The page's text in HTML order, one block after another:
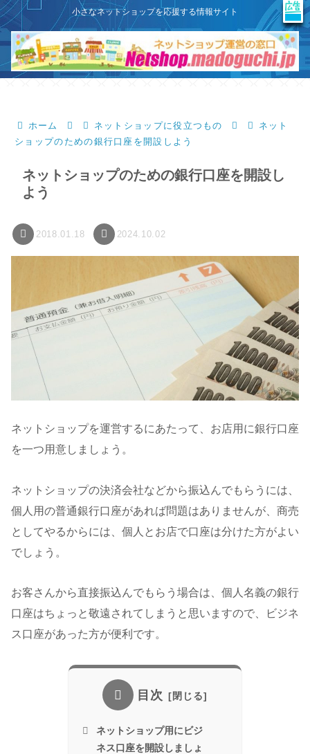
X
このサイトはプロモーションを含みます
小さなネットショップを応援する情報サイト
ホーム ネットショップに役立つもの
ネット
ショップのための銀行口座を開設しよう
ネットショップのための銀行口座を開設し
よう
2018.01.18 2024.10.02
ネットショップを運営するにあたって、お店用に銀行口座
を一つ用意しましょう。
ネットショップの決済会社などから振込んでもらうには、
個人用の普通銀行口座があれば問題はありませんが、商売
としてやるからには、個人とお店で口座は分けた方がよい
でしょう。
お客さんから直接振込んでもらう場合は、個人名義の銀行
口座はちょっと敬遠されてしまうと思いますので、ビジネ
ス口座があった方が便利です。
目次
ネットショップ用にビジ
ネス口座を開設しましょ